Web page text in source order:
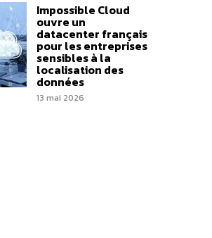
Impossible Cloud
ouvre un
datacenter français
pour les entreprises
sensibles à la
localisation des
données
13 mai 2026